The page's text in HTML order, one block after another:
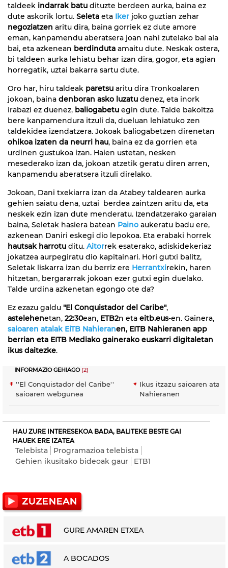
taldeek indarrak batu dituzte berdeen aurka, baina ez
dute askorik lortu. Seleta eta Iker joko guztian zehar
negoziatzen aritu dira, baina gorriek ez dute amore
eman, kanpamendu aberatsera joan nahi zutelako bai ala
bai, eta azkenean berdinduta amaitu dute. Neskak ostera,
bi taldeen aurka lehiatu behar izan dira, gogor, eta agian
horregatik, uztai bakarra sartu dute.
Oro har, hiru taldeak paretsu aritu dira Tronkoalaren
jokoan, baina denboran asko luzatu denez, eta inork
irabazi ez duenez, baliogabetu egin dute. Talde bakoitza
bere kanpamendura itzuli da, dueluan lehiatuko zen
taldekidea izendatzera. Jokoak baliogabetzen direnetan
ohikoa izaten da neurri hau, baina ez da gorrien eta
urdinen gustukoa izan. Haien ustetan, nesken
mesederako izan da, jokoan atzetik geratu diren arren,
kanpamendu aberatsera itzuli direlako.
Jokoan, Dani txekiarra izan da Atabey taldearen aurka
gehien saiatu dena, uztai berdea zaintzen aritu da, eta
neskek ezin izan dute menderatu. Izendatzerako garaian
baina, Seletak hasiera batean Paino aukeratu badu ere,
azkenean Daniri eskegi dio lepokoa. Eta erabaki horrek
hautsak harrotu ditu. Aitorrek esaterako, adiskidekeriaz
jokatzea aurpegiratu dio kapitainari. Hori gutxi balitz,
Seletak liskarra izan du berriz ere Herrantxirekin, haren
hitzetan, bergararrak jokoan ezer gutxi egin duelako.
Talde urdina azkenetan egongo ote da?
Ez ezazu galdu "El Conquistador del Caribe",
astelehenetan, 22:30ean, ETB2n eta eitb.eus-en. Gainera,
saioaren atalak EiTB Nahieranen, EITB Nahieranen app
berrian eta EITB Mediako gainerako euskarri digitaletan
ikus daitezke.
INFORMAZIO GEHIAGO(2)
''El Conquistador del Caribe''
saioaren webgunea
Ikus itzazu saioaren
Nahieranen
HAU ZURE INTERESEKOA BADA, BALITEKE BESTE GAI
HAUEK ERE IZATEA
Telebista
Programazioa telebista
Gehien ikusitako bideoak gaur
ETB1
GURE AMAREN ETXEA
A BOCADOS